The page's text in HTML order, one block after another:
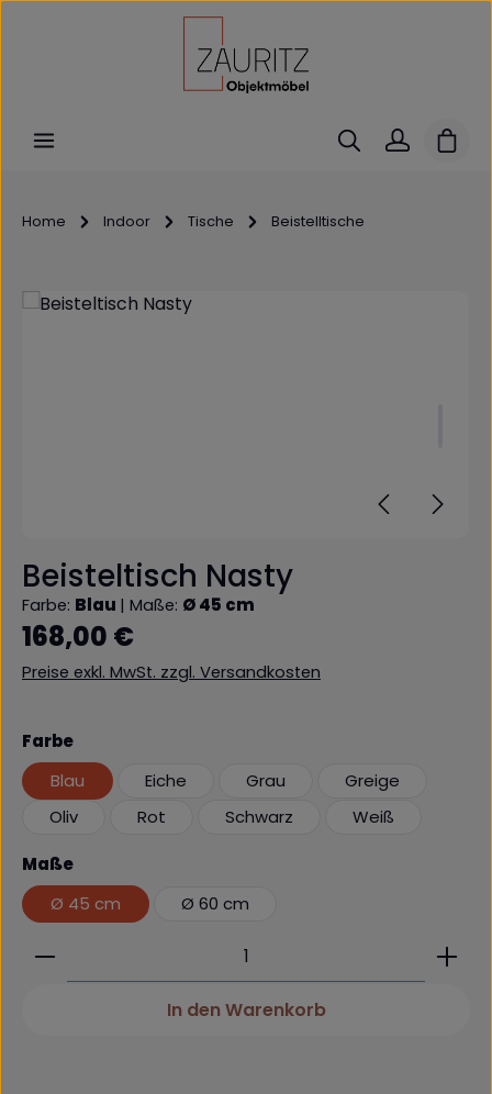
Zum Hauptinhalt springen
Home Indoor Tische Beistelltische
Bildergalerie überspringen
Beisteltisch Nasty
Farbe: Blau | Maße: Ø 45 cm
Regulärer Preis:
168,00 €
Preise exkl. MwSt. zzgl. Versandkosten
Farbeauswählen
Blau
Eiche Grau
Greige
Oliv
Rot Schwarz Weiß
Maßeauswählen
Ø 45 cm
Ø 60 cm
Produkt Anzahl: Gib den gewünschten Wert
In den Warenkorb